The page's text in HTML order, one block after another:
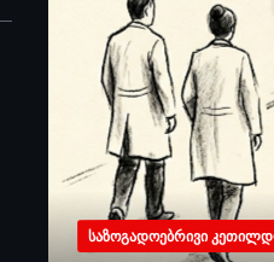
ᲡᲐᲖᲝᲒᲐᲓᲝᲔᲑᲠᲘᲕᲘ